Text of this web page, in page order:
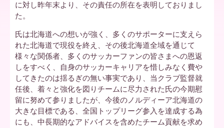
ア
北
海
に対し昨年末より、その責任の所在を表明しておりまし
た。
氏は北海道への想いが強く、多くのサポーターに支えら
れた北海道で現役を終え、その後北海道全域を通じて
様々な関係者、多くのサッカーファンの皆さまへの恩返
しをすべく、自身のサッカーキャリアを惜しみなく費や
してきたのは揺るぎの無い事実であり、当クラブ監督就
任後、着々と強化を図りチームに尽力された氏の今期慰
留に努めて参りましたが、今後のノルディーア北海道の
大きな目標である、全国トップリーグ参入を達成する為
にも、中長期的なアドバイスを含めたチーム貢献を求め